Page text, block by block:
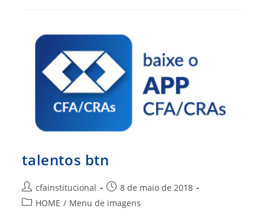
talentos btn
Autor
do
cfainstitucional
Post
publicado:
8 de maio de 2018
Categoria
HOME / Menu de imagens